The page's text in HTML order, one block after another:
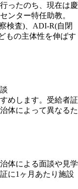
ったのち、現在は慶
ンター特任助教。
検査)、ADI-R(自閉
もの主体性を伸ばす
めします。受給者証
体によって異なるた
体による面談や見学
に1ヶ月あたり施設